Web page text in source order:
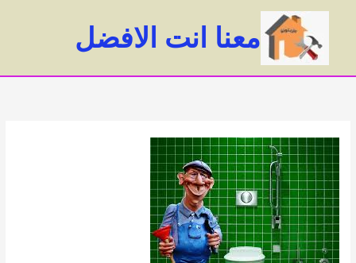
المحتوى
معنا انت الافضل